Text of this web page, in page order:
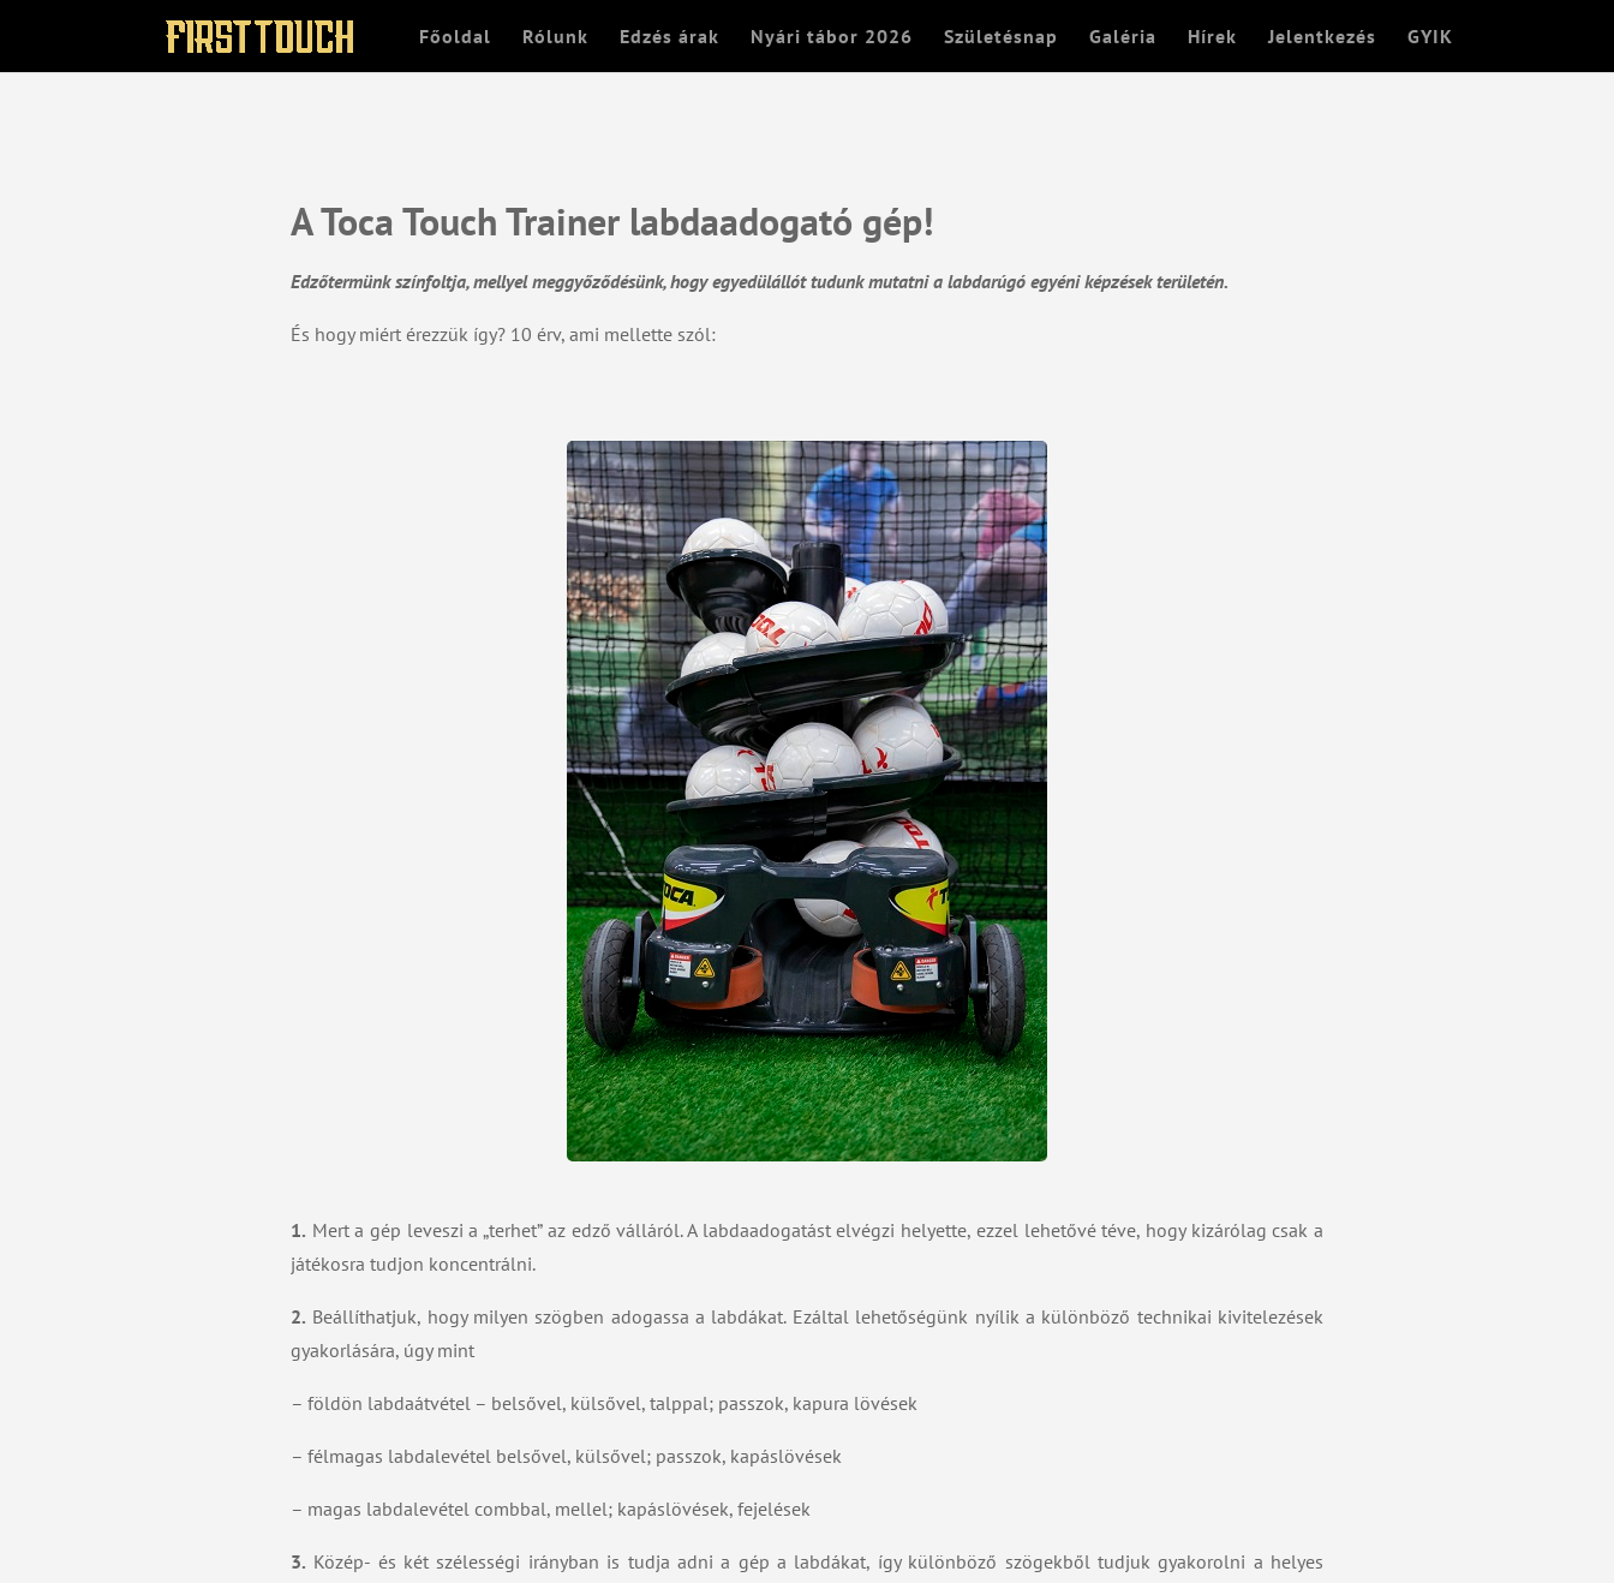
Főoldal Rólunk Edzés árak Nyári tábor 2026 Születésnap Galéria Hírek Jelentkezés GYIK
A Toca Touch Trainer labdaadogató gép!
Edzőtermünk színfoltja, mellyel meggyőződésünk, hogy egyedülállót tudunk mutatni a labdarúgó egyéni képzések területén.
És hogy miért érezzük így? 10 érv, ami mellette szól:
1. Mert a gép leveszi a „terhet” az edző válláról. A labdaadogatást elvégzi helyette, ezzel lehetővé téve, hogy kizárólag csak a
játékosra tudjon koncentrálni.
2. Beállíthatjuk, hogy milyen szögben adogassa a labdákat. Ezáltal lehetőségünk nyílik a különböző technikai kivitelezések
gyakorlására, úgy mint
– földön labdaátvétel – belsővel, külsővel, talppal; passzok, kapura lövések
– félmagas labdalevétel belsővel, külsővel; passzok, kapáslövések
– magas labdalevétel combbal, mellel; kapáslövések, fejelések
3. Közép- és két szélességi irányban is tudja adni a gép a labdákat, így különböző szögekből tudjuk gyakorolni a helyes